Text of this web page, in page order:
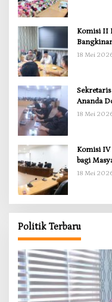
Komisi II
18 Mei
Ananda
18 Mei
Komisi IV
bagi
18 Mei
Politik Terbaru